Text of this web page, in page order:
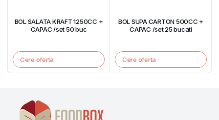
BOL SALATA KRAFT 1250CC +
CAPAC /set 50 buc
Cere oferta
BOL SUPA CARTON 500CC +
CAPAC /set 25 bucati
Cere oferta